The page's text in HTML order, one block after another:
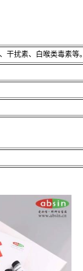
干扰素、白喉类毒素等